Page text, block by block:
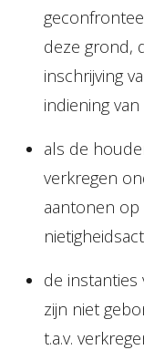
deze grond,
inschrijving
indiening
als de
verkregen
aantonen op
de instanties
zijn niet
t.a.v.